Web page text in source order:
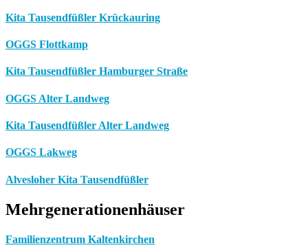
Kita Tausendfüßler Krückauring
OGGS Flottkamp
Kita Tausendfüßler Hamburger Straße
OGGS Alter Landweg
Kita Tausendfüßler Alter Landweg
OGGS Lakweg
Alvesloher Kita Tausendfüßler
Mehrgenerationenhäuser
Familienzentrum Kaltenkirchen